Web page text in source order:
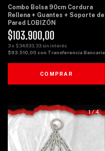
Combo Bolsa 90cm Cordura
Rellena + Guantes + Soporte de
Pared LOBIZÓN
$103.900,00
3x $34.633,33 sin interés
$93.510,00 con Transferencia Bancaria
COMPRAR
1/4